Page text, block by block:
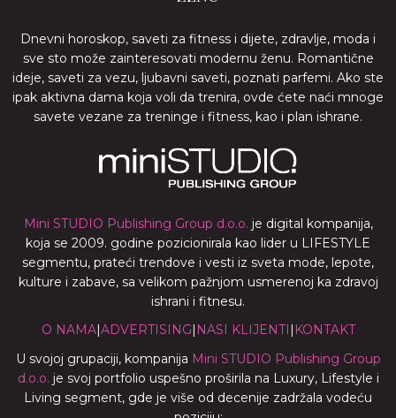
Dnevni horoskop, saveti za fitness i dijete, zdravlje, moda i
sve sto može zainteresovati modernu ženu. Romantične
ideje, saveti za vezu, ljubavni saveti, poznati parfemi. Ako ste
ipak aktivna dama koja voli da trenira, ovde ćete naći mnoge
savete vezane za treninge i fitness, kao i plan ishrane.
Mini STUDIO Publishing Group d.o.o. je digital kompanija,
koja se 2009. godine pozicionirala kao lider u LIFESTYLE
segmentu, prateći trendove i vesti iz sveta mode, lepote,
kulture i zabave, sa velikom pažnjom usmerenoj ka zdravoj
ishrani i fitnesu.
O NAMA|ADVERTISING| NASI KLIJENTI | KONTAKT
U svojoj grupaciji, kompanija Mini STUDIO Publishing Group
d.o.o. je svoj portfolio uspešno proširila na Luxury, Lifestyle i
Living segment, gde je više od decenije zadržala vodeću